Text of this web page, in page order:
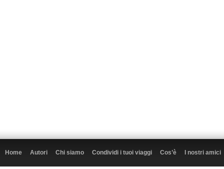
Home Autori Chi siamo Condividi i tuoi viaggi Cos’è I nostri amici